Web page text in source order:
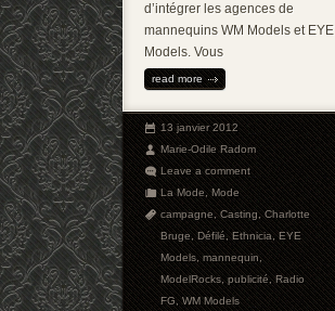
d’intégrer les agences de
mannequins WM Models et EYE
Models. Vous
read more
13 janvier 2012
Marie-Odile Radom
Leave a comment
La Mode,Mode
campagne,Casting,Charlotte
Bruge,Défilé,Ethnicia,EYE
Models,mannequin,
ModelRocks,publicité,Radio
FG,WM Models